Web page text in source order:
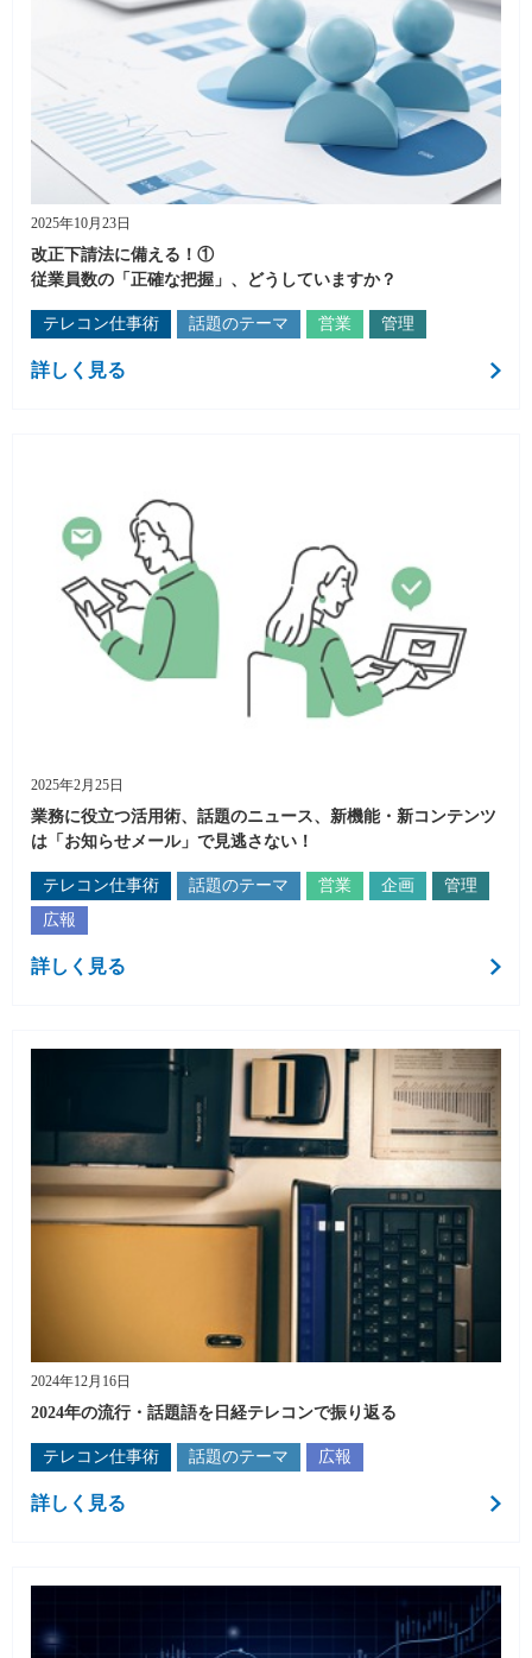
2025年10月23日
改正下請法に備える！①
従業員数の「正確な把握」、どうしていますか？
テレコン仕事術 話題のテーマ 営業 管理
詳しく見る
2025年2月25日
業務に役立つ活用術、話題のニュース、新機能・新コンテンツ
は「お知らせメール」で見逃さない！
テレコン仕事術 話題のテーマ 営業 企画
管理
広報
詳しく見る
2024年12月16日
2024年の流行・話題語を日経テレコンで振り返る
テレコン仕事術 話題のテーマ 広報
詳しく見る